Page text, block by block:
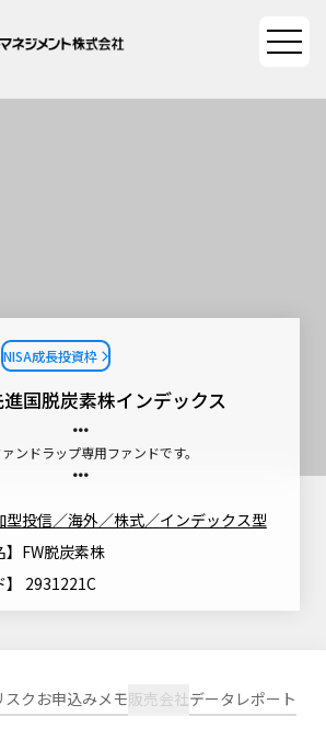
ー
ご案内
のご案内
ンドシアター
クスファンド 購入・換金手数料なしシ
TOP
ト
ィ
推進体制
報
English
入力してください。
国脱炭素株インデックス
NISA成長投資枠
ンドラップ専用ファンドです。
型投信／海外／株式／インデックス型
】FW脱炭素株
】 2931221C
クお申込みメモ販売会社データ レポート